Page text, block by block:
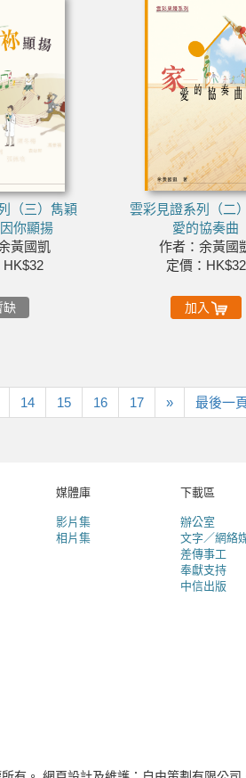
（三）雋穎
你顯揚
黃國凱
HK$32
缺
雲彩見證系列（二
愛的協奏曲
作者：余黃國
定價：HK$32
加入
14 15 16 17 »下
一
最後一
媒體庫
影片集
相片集
下載區
辦公室
文字／網絡
差傳事工
奉獻支持
中信出版